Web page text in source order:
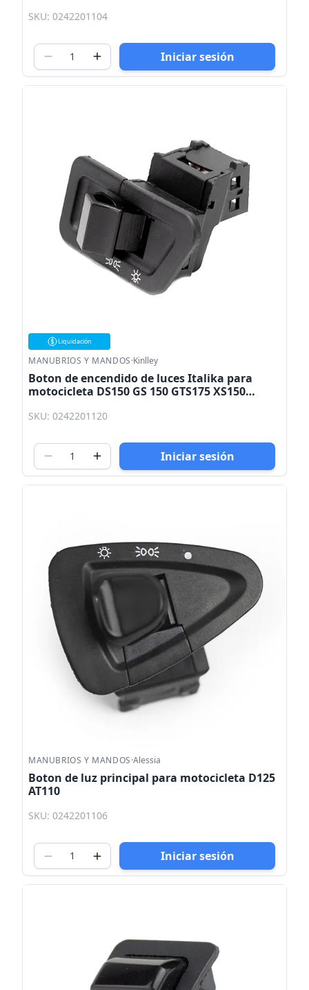
SKU: 0242201104
Iniciar sesión
Liquidación
MANUBRIOS Y MANDOS·Kinlley
Boton de encendido de luces Italika para
motocicleta DS150 GS 150 GTS175 XS150
SKU: 0242201120
Iniciar sesión
MANUBRIOS Y MANDOS·Alessia
Boton de luz principal para motocicleta D125
AT110
SKU: 0242201106
Iniciar sesión